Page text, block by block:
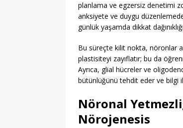
planlama ve egzersiz denetimi
anksiyete ve duygu
günlük yaşamda dikkat
Bu süreçte kilit nokta, nöronlar
plastisiteyi zayıflatır; bu da
Ayrıca, glial hücreler ve
bütünlüğünü tehdit eder ve bilgi
Nöronal
Nörojenesis